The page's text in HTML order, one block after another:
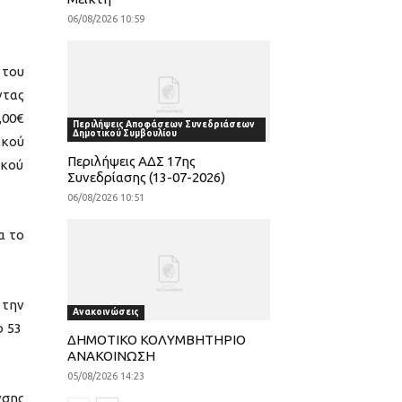
το
53
06/08/2026 10:59
Περιλήψεις Αποφάσεων Συνεδριάσεων
Δημοτικού Συμβουλίου
Περιλήψεις ΑΔΣ 17ης
Συνεδρίασης (13-07-2026)
06/08/2026 10:51
Ανακοινώσεις
ΔΗΜΟΤΙΚΟ ΚΟΛΥΜΒΗΤΗΡΙΟ
ΑΝΑΚΟΙΝΩΣΗ
05/08/2026 14:23